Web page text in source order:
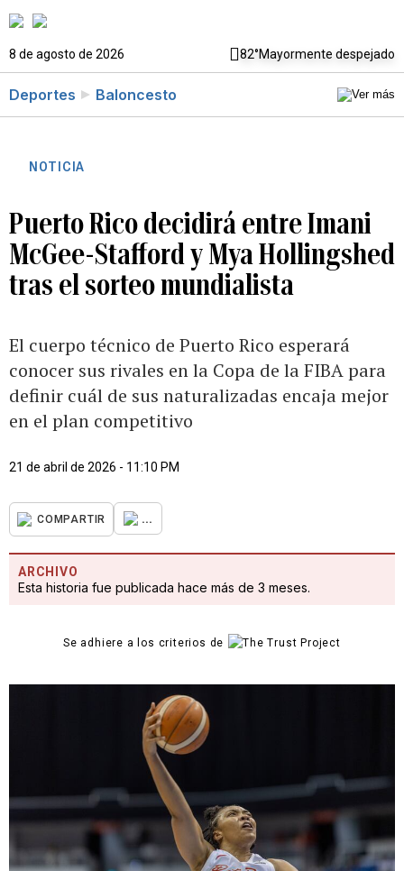
8 de agosto de 2026 82°Mayormente despejado
Deportes Baloncesto
NOTICIA
Puerto Rico decidirá entre Imani
McGee-Stafford y Mya Hollingshed
tras el sorteo mundialista
El cuerpo técnico de Puerto Rico esperará
conocer sus rivales en la Copa de la FIBA para
definir cuál de sus naturalizadas encaja mejor
en el plan competitivo
21 de abril de 2026 - 11:10 PM
COMPARTIR ...
ARCHIVO
Esta historia fue publicada hace más de 3 meses.
Se adhiere a los criterios de